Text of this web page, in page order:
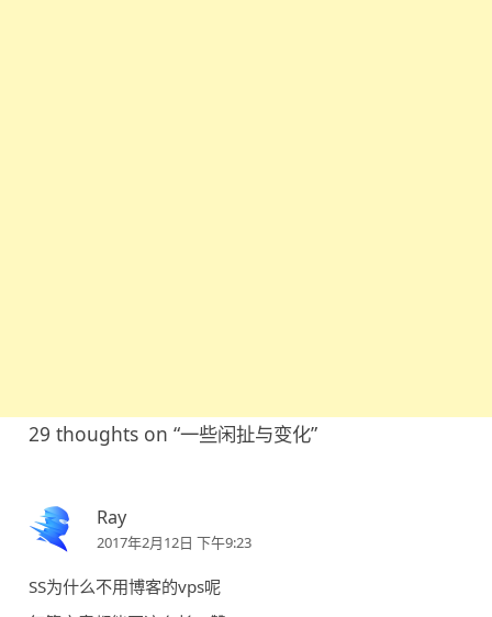
29 thoughts on “一些闲扯与变化”
Ray
2017年2月12日 下午9:23
SS为什么不用博客的vps呢